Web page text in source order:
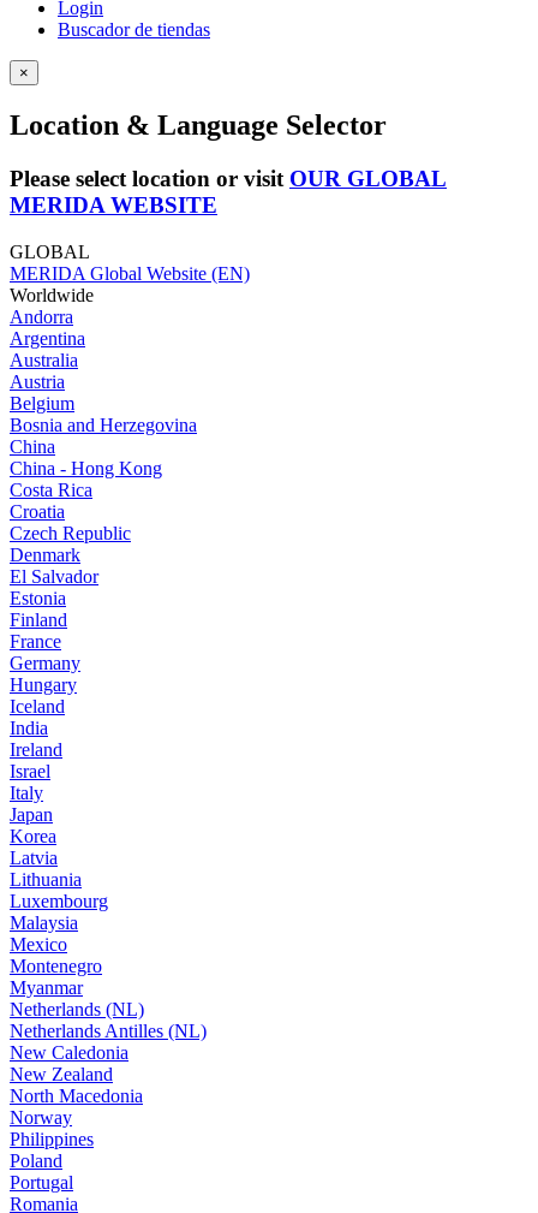
Login
Buscador de tiendas
×
Location & Language Selector
Please select location or visit OUR GLOBAL
MERIDA WEBSITE
GLOBAL
MERIDA Global Website (EN)
Worldwide
Andorra
Argentina
Australia
Austria
Belgium
Bosnia and Herzegovina
China
China - Hong Kong
Costa Rica
Croatia
Czech Republic
Denmark
El Salvador
Estonia
Finland
France
Germany
Hungary
Iceland
India
Ireland
Israel
Italy
Japan
Korea
Latvia
Lithuania
Luxembourg
Malaysia
Mexico
Montenegro
Myanmar
Netherlands (NL)
Netherlands Antilles (NL)
New Caledonia
New Zealand
North Macedonia
Norway
Philippines
Poland
Portugal
Romania